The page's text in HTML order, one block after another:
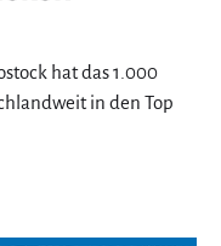
hat das 1.000
in den Top